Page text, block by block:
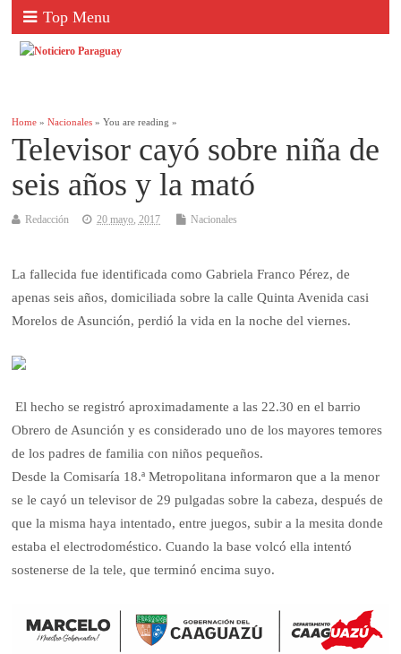
Top Menu
Home »Nacionales » You are reading »
Televisor cayó sobre niña de
seis años y la mató
Redacción 20 mayo, 2017 Nacionales
La fallecida fue identificada como Gabriela Franco Pérez, de
apenas seis años, domiciliada sobre la calle Quinta Avenida casi
Morelos de Asunción, perdió la vida en la noche del viernes.
El hecho se registró aproximadamente a las 22.30 en el barrio
Obrero de Asunción y es considerado uno de los mayores temores
de los padres de familia con niños pequeños.
Desde la Comisaría 18.ª Metropolitana informaron que a la menor
se le cayó un televisor de 29 pulgadas sobre la cabeza, después de
que la misma haya intentado, entre juegos, subir a la mesita donde
estaba el electrodoméstico. Cuando la base volcó ella intentó
sostenerse de la tele, que terminó encima suyo.